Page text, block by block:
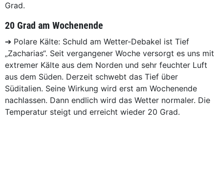
Grad.
20 Grad am Wochenende
➔ Polare Kälte: Schuld am Wetter-Debakel ist Tief
„Zacharias“. Seit vergangener Woche versorgt es uns mit
extremer Kälte aus dem Norden und sehr feuchter Luft
aus dem Süden. Derzeit schwebt das Tief über
Süditalien. Seine Wirkung wird erst am Wochenende
nachlassen. Dann endlich wird das Wetter normaler. Die
Temperatur steigt und erreicht wieder 20 Grad.